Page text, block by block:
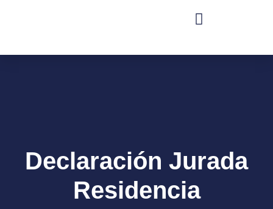
Declaración Jurada
Residencia